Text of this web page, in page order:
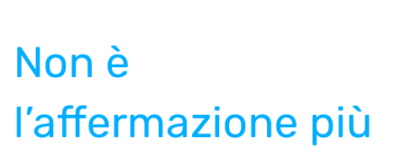
Non è
l’affermazione più